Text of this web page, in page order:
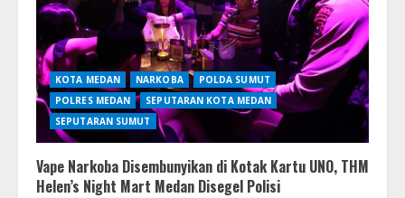
KOTA MEDAN NARKOBA
POLDA SUMUT
POLRES MEDAN
SEPUTARAN KOTA MEDAN
SEPUTARAN SUMUT
Vape Narkoba Disembunyikan di Kotak Kartu UNO, THM
Helen’s Night Mart Medan Disegel Polisi